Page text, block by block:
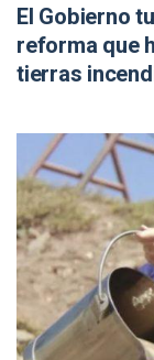
El Gobierno
reforma que
tierras